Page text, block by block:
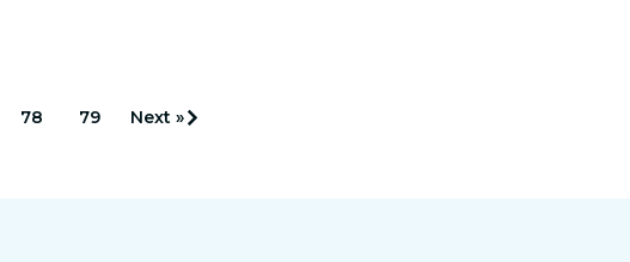
78 79 Next »